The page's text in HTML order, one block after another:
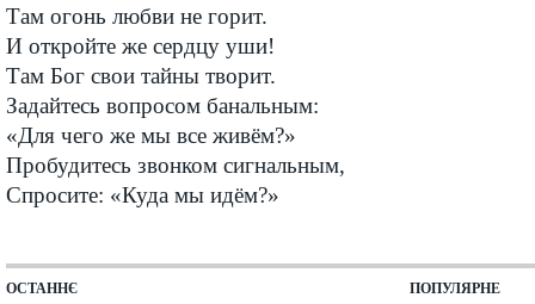
Там огонь любви не горит.
И откройте же сердцу уши!
Там Бог свои тайны творит.
Задайтесь вопросом банальным:
«Для чего же мы все живём?»
Пробудитесь звонком сигнальным,
Спросите: «Куда мы идём?»
ОСТАННЄ
ПОПУЛЯРНЕ